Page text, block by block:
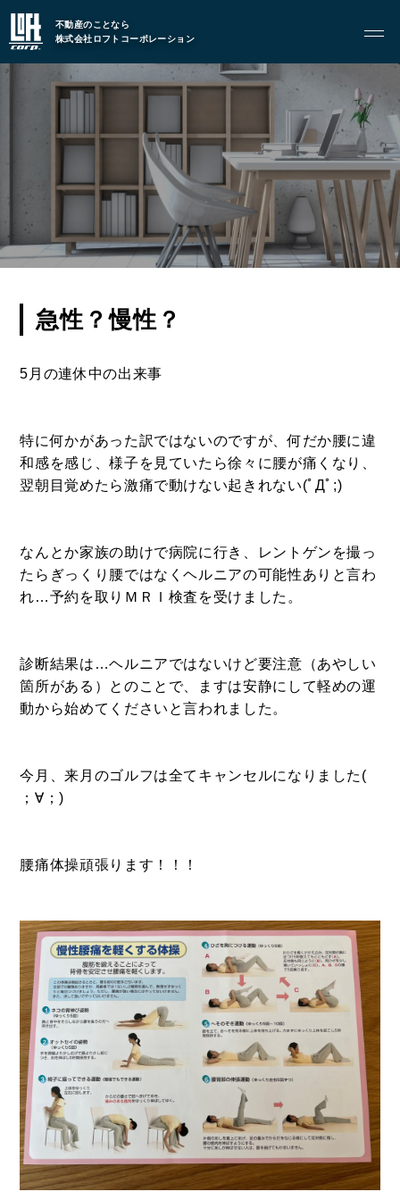
不動産のことなら
株式会社ロフトコーポレーション
TOP トップページ
GARAGE APART ガレージアパート
G BASE
ABOUT 私たちについて
- スタッフ紹介
- ル・カフェニシハラ
- 四季即贅喰
BUY 売買物件
SELL 物件の売却
DEVELOP 分譲地の紹介
急性？慢性？
5月の連休中の出来事
特に何かがあった訳ではないのですが、何だか腰に違
和感を感じ、様子を見ていたら徐々に腰が痛くなり、
翌朝目覚めたら激痛で動けない起きれない(ﾟДﾟ;)
なんとか家族の助けで病院に行き、レントゲンを撮っ
たらぎっくり腰ではなくヘルニアの可能性ありと言わ
れ…予約を取りＭＲＩ検査を受けました。
診断結果は…ヘルニアではないけど要注意（あやしい
箇所がある）とのことで、ますは安静にして軽めの運
動から始めてくださいと言われました。
今月、来月のゴルフは全てキャンセルになりました(
；∀；)
腰痛体操頑張ります！！！